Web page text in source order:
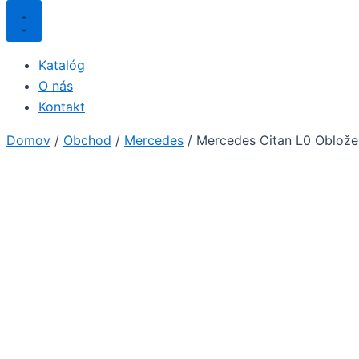
Katalóg
O nás
Kontakt
Domov / Obchod / Mercedes / Mercedes Citan L0